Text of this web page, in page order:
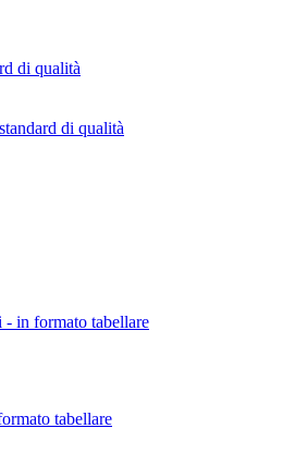
di qualità
di qualità
in formato tabellare
tabellare